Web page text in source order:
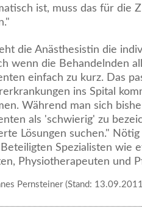
ist, muss das für die
die Anästhesistin die
wenn die Behandelnden
einfach zu kurz. Das
ins Spital
Während man sich
als 'schwierig' zu
Lösungen suchen."
Spezialisten wie
Physiotherapeuten und
Pernsteiner (Stand: